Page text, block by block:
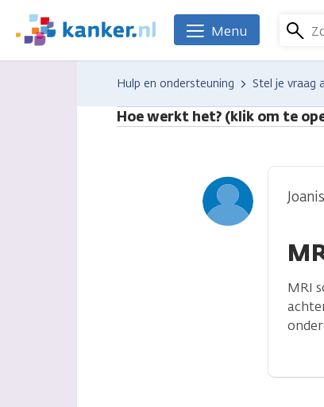
naar
We
zijn
Menu
Hulp en ondersteuning Stel je vraag
Hoe werkt het? (klik om te
MRI